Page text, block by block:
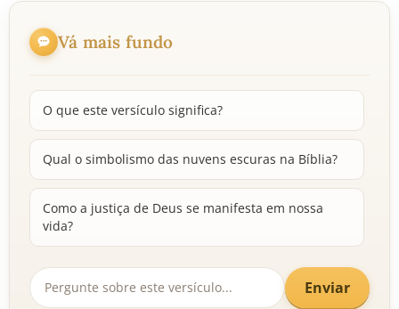
Vá mais fundo
O que este versículo significa?
Qual o simbolismo das nuvens escuras na Bíblia?
Como a justiça de Deus se manifesta em nossa
vida?
Enviar